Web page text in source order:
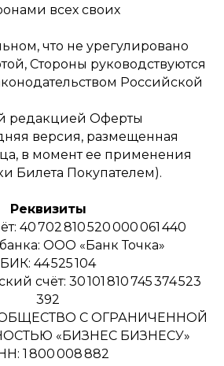
всех своих
что не урегулировано
Стороны руководствуются
Российской
редакцией Оферты
версия, размещенная
в момент ее применения
Билета Покупателем).
Реквизиты
40 702 810 520 000 061 440
ООО «Банк Точка»
БИК: 44 525 104
счёт: 30 101 810 745 374 523
392
ОБЩЕСТВО С ОГРАНИЧЕННОЙ
«БИЗНЕС БИЗНЕСУ»
1 800 008 882